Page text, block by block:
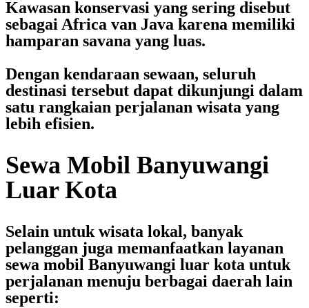
Kawasan konservasi yang sering disebut
sebagai Africa van Java karena memiliki
hamparan savana yang luas.
Dengan kendaraan sewaan, seluruh
destinasi tersebut dapat dikunjungi dalam
satu rangkaian perjalanan wisata yang
lebih efisien.
Sewa Mobil Banyuwangi
Luar Kota
Selain untuk wisata lokal, banyak
pelanggan juga memanfaatkan layanan
sewa mobil Banyuwangi luar kota untuk
perjalanan menuju berbagai daerah lain
seperti: